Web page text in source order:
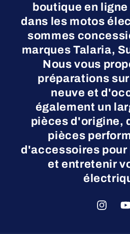
boutique en
dans les motos
sommes
marques Talaria,
Nous vous
préparations
neuve et
également un
pièces d'origine,
pièces
d'accessoires
et entretenir
Instagram